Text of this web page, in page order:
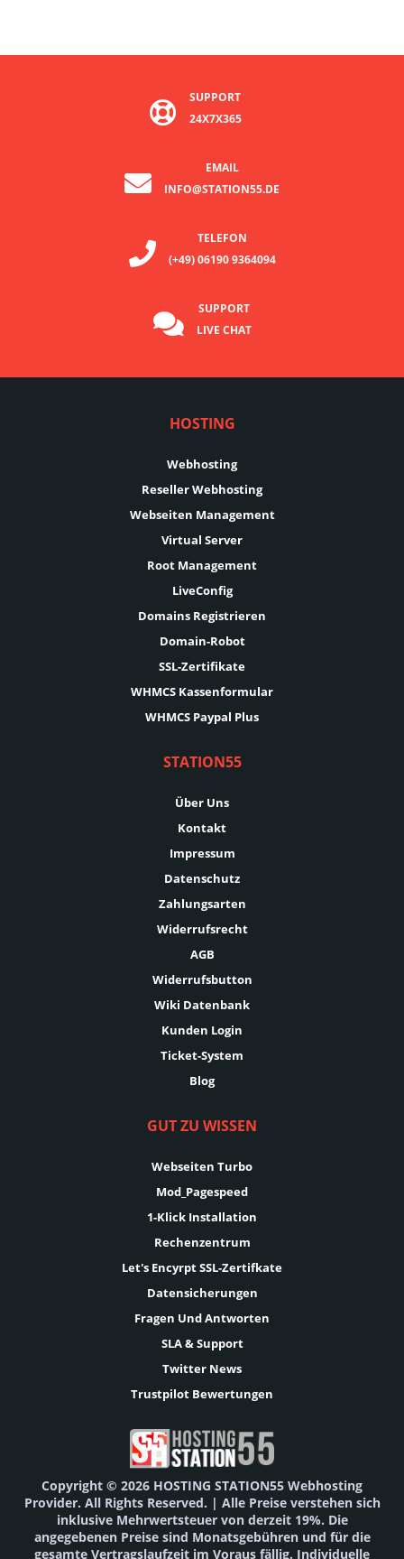
SUPPORT
24X7X365
EMAIL
INFO@STATION55.DE
TELEFON
(+49) 06190 9364094
SUPPORT
LIVE CHAT
HOSTING
Webhosting
Reseller Webhosting
Webseiten Management
Virtual Server
Root Management
LiveConfig
Domains Registrieren
Domain-Robot
SSL-Zertifikate
WHMCS Kassenformular
WHMCS Paypal Plus
STATION55
Über Uns
Kontakt
Impressum
Datenschutz
Zahlungsarten
Widerrufsrecht
AGB
Widerrufsbutton
Wiki Datenbank
Kunden Login
Ticket-System
Blog
GUT ZU WISSEN
Webseiten Turbo
Mod_Pagespeed
1-Klick Installation
Rechenzentrum
Let's Encyrpt SSL-Zertifkate
Datensicherungen
Fragen Und Antworten
SLA & Support
Twitter News
Trustpilot Bewertungen
Copyright © 2026 HOSTING STATION55 Webhosting
Provider. All Rights Reserved. | Alle Preise verstehen sich
inklusive Mehrwertsteuer von derzeit 19%. Die
angegebenen Preise sind Monatsgebühren und für die
gesamte Vertragslaufzeit im Voraus fällig. Individuelle